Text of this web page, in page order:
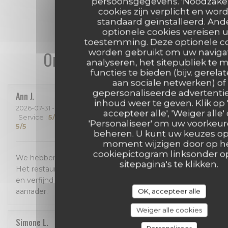
cookies zijn verplicht en
standaard geïnstalleerd.
optionele cookies vereisen
toestemming. Deze optionele
worden gebruikt om uw
analyseren, het sitepubliek te
functies te bieden (bijv.
aan sociale netwerken) of
gepersonaliseerde
inhoud weer te geven. Klik op
accepteer alle', 'Weiger alle'
'Personaliseer' om uw
beheren. U kunt uw keuzes
moment wijzigen door op
cookiepictogram linksonder
sitepagina's te klikken.
OK, accepteer alle
Weiger alle cookies
Onze gastbeoordelingen
Ann J
2026-07-31 - 18:30 - Gasten 4
Service : 5/5 5/5 Keuken: 5 /5 Kwaliteit / Prijs :
5/5
We hebben enorm genoten van een geweldig diner!
Het restaurant is prachtig, het eten is bijzonder lekker
en verfijnd en de bediening was perfect! Een absolute
aanrader.
Simone L